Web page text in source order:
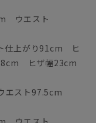
ウエスト
仕上がり91cm ヒ
ヒザ幅23cm
スト97.5cm